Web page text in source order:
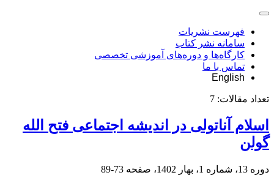
فهرست نشریات
سامانه نشر کتاب
کارگاه‌ها و دوره‌های آموزشی تخصصی
تماس با ما
English
تعداد مقالات: 7
اسلام آناتولی در اندیشه اجتماعی فتح الله
گولن
دوره 13، شماره 1، بهار 1402، صفحه 73-89